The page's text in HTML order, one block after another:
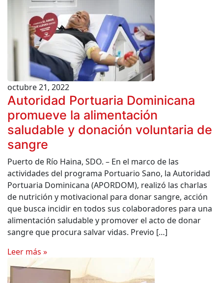
octubre 21, 2022
Autoridad Portuaria Dominicana
promueve la alimentación
saludable y donación voluntaria de
sangre
Puerto de Río Haina, SDO. – En el marco de las
actividades del programa Portuario Sano, la Autoridad
Portuaria Dominicana (APORDOM), realizó las charlas
de nutrición y motivacional para donar sangre, acción
que busca incidir en todos sus colaboradores para una
alimentación saludable y promover el acto de donar
sangre que procura salvar vidas. Previo […]
Leer más »